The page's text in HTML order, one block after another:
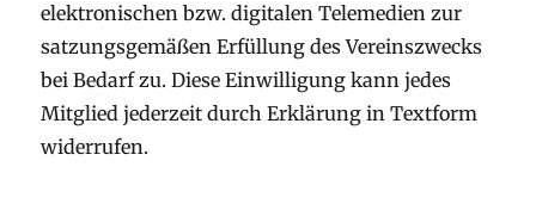
elektronischen bzw. digitalen Telemedien zur
satzungsgemäßen Erfüllung des Vereinszwecks
bei Bedarf zu. Diese Einwilligung kann jedes
Mitglied jederzeit durch Erklärung in Textform
widerrufen.